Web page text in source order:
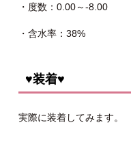
・度数：0.00～-8.00
・含水率：38%
♥装着♥
実際に装着してみます。